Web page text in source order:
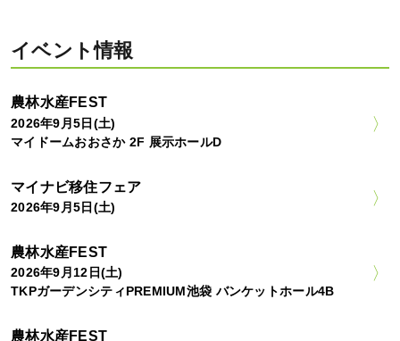
イベント情報
農林水産FEST
2026年9月5日(土)
マイドームおおさか 2F 展示ホールD
マイナビ移住フェア
2026年9月5日(土)
農林水産FEST
2026年9月12日(土)
TKPガーデンシティPREMIUM池袋 バンケットホール4B
農林水産FEST